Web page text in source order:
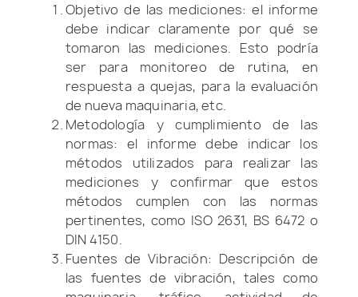
Objetivo de las mediciones: el informe
debe indicar claramente por qué se
tomaron las mediciones. Esto podría
ser para monitoreo de rutina, en
respuesta a quejas, para la evaluación
de nueva maquinaria, etc.
Metodología y cumplimiento de las
normas: el informe debe indicar los
métodos utilizados para realizar las
mediciones y confirmar que estos
métodos cumplen con las normas
pertinentes, como ISO 2631, BS 6472 o
DIN 4150.
Fuentes de Vibración: Descripción de
las fuentes de vibración, tales como